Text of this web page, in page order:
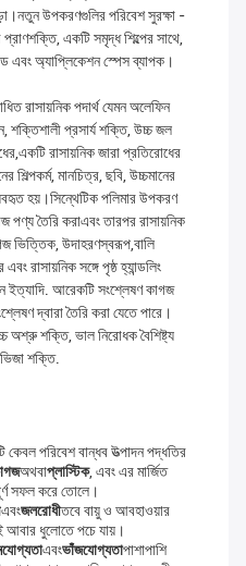
উপকরণগুলির পরিবেশ সুরক্ষা -
একটি সমৃদ্ধ শিল্পের সাথে,
অ্যাপ্লিকেশন স্পেস ব্যাপক।
রাসায়নিক পদার্থ যেমন অলেফিন
শক্তিশালী প্রসার্য শক্তি, উচ্চ জল
রাসায়নিক জারা প্রতিরোধের
মানচিত্র, ছবি, উচ্চমানের
হয়।সিন্থেটিক পলিমার উপকরণ
পণ্য তৈরি করাএবং তারপর রাসায়নিক
ভিত্তিক, উদাহরণস্বরূপ,বালি
রাসায়নিক সঙ্গে পৃষ্ঠ হ্যান্ডলিং
আরেকটি সংশ্লেষণ কাগজ
দ্বারা তৈরি করা যেতে পারে।
অশ্রু শক্তি, ভাল নিরোধক বৈশিষ্ট্য
শক্তি.
কেবল পরিবেশ বান্ধব উত্পাদন পদ্ধতির
অথবাপ্লাস্টিক, এবং এর মার্জিত
সফল করে তোলে।
এবংজলরোধীতবে বায়ু ও আবহাওয়ার
আবার ধুলোতে পচে যায়।
এবংভাঁজযোগ্যতাপাশাপাশি